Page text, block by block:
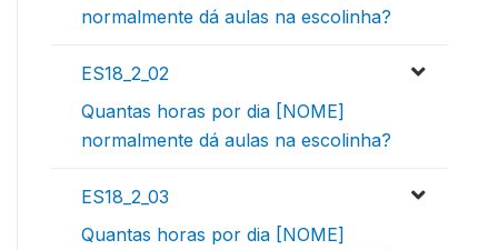
normalmente dá aulas na escolinha?
ES18_2_02
Quantas horas por dia [NOME]
normalmente dá aulas na escolinha?
ES18_2_03
Quantas horas por dia [NOME]